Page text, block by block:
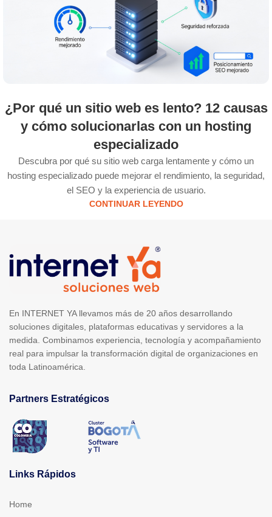
¿Por qué un sitio web es lento? 12 causas
y cómo solucionarlas con un hosting
especializado
Descubra por qué su sitio web carga lentamente y cómo un
hosting especializado puede mejorar el rendimiento, la seguridad,
el SEO y la experiencia de usuario.
CONTINUAR LEYENDO
En INTERNET YA llevamos más de 20 años desarrollando
soluciones digitales, plataformas educativas y servidores a la
medida. Combinamos experiencia, tecnología y acompañamiento
real para impulsar la transformación digital de organizaciones en
toda Latinoamérica.
Partners Estratégicos
Links Rápidos
Home